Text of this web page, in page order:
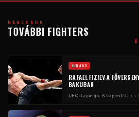
HARCOSOK
TOVÁBBI FIGHTERS
HÍRADÓ
RAFAEL FIZIEV A
BAKUBAN
UFCRajongói KözpontMájus